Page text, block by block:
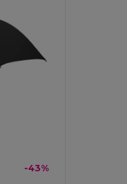
-43%